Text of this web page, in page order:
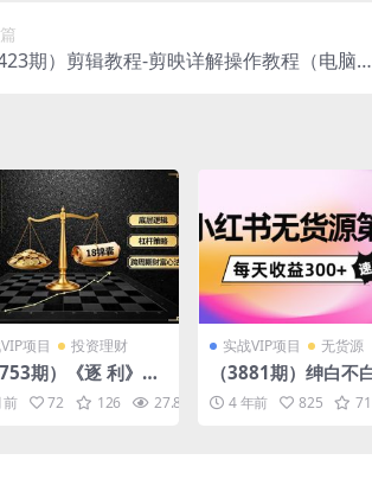
期）剪辑教程-剪映详解操作教程（电脑
项目 投资理财
期）《逐 利》商
课，底层逻辑、杠
、18锦囊，跨周期
前 72 126 27.8K 10
实战VIP项目 无货源
（3881期）绅白不
书无货源第3版，0
店，无脑图文精细
4 年前 825